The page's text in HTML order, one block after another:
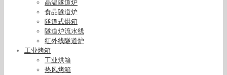
高温隧道炉
食品隧道炉
隧道式烘箱
隧道炉流水线
红外线隧道炉
工业烤箱
工业烘箱
热风烤箱